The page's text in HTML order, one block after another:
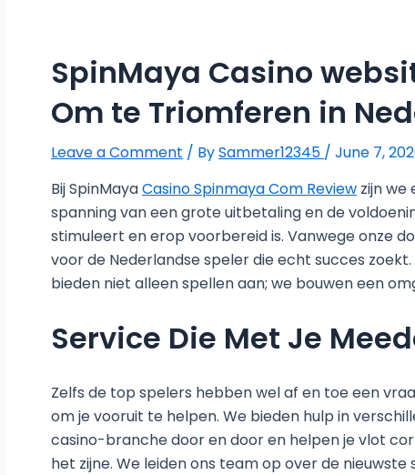
SpinMaya Casino
Om te Triomferen in
Leave a Comment / BySammer12345 / June 7,
Bij SpinMayaCasino Spinmaya Com Review zijn we
spanning van een grote uitbetaling en de
stimuleert en erop voorbereid is. Vanwege onze
voor de Nederlandse speler die echt succes
bieden niet alleen spellen aan; we bouwen een
Service Die Met Je
Zelfs de top spelers hebben wel af en toe een
om je vooruit te helpen. We bieden hulp in
casino-branche door en door en helpen je vlot
het zijne. We leiden ons team op over de